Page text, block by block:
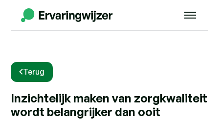
Terug
Inzichtelijk maken van zorgkwaliteit
wordt belangrijker dan ooit